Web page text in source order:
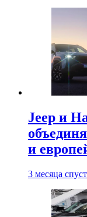
Jeep и
и
3 месяца